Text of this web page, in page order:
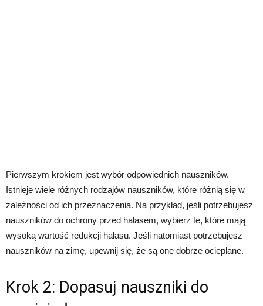
Pierwszym krokiem jest wybór odpowiednich nauszników.
Istnieje wiele różnych rodzajów nauszników, które różnią się w
zależności od ich przeznaczenia. Na przykład, jeśli potrzebujesz
nauszników do ochrony przed hałasem, wybierz te, które mają
wysoką wartość redukcji hałasu. Jeśli natomiast potrzebujesz
nauszników na zimę, upewnij się, że są one dobrze ocieplane.
Krok 2: Dopasuj nauszniki do